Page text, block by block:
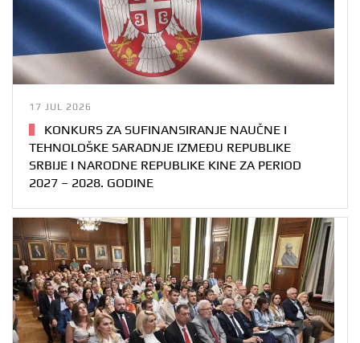
17 JUL 2026
KONKURS ZA SUFINANSIRANJE NAUČNE I
TEHNOLOŠKE SARADNJE IZMEĐU REPUBLIKE
SRBIJE I NARODNE REPUBLIKE KINE ZA PERIOD
2027 – 2028. GODINE